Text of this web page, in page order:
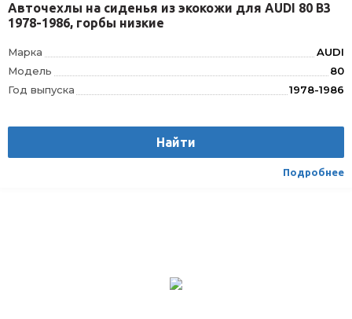
Авточехлы на сиденья из экокожи для AUDI 80 В3
1978-1986, горбы низкие
Марка
AUDI
Модель
80
Год выпуска
1978-1986
Вес
1.75
Текстиль/Искуственная кожа
Легковой
Найти
Подробнее